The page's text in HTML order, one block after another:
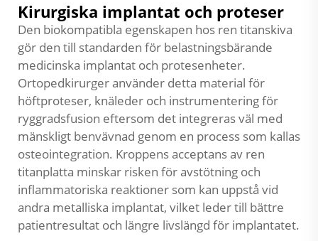
Kirurgiska implantat och proteser
Den biokompatibla egenskapen hos ren titanskiva
gör den till standarden för belastningsbärande
medicinska implantat och protesenheter.
Ortopedkirurger använder detta material för
höftproteser, knäleder och instrumentering för
ryggradsfusion eftersom det integreras väl med
mänskligt benvävnad genom en process som kallas
osteointegration. Kroppens acceptans av ren
titanplatta minskar risken för avstötning och
inflammatoriska reaktioner som kan uppstå vid
andra metalliska implantat, vilket leder till bättre
patientresultat och längre livslängd för implantatet.